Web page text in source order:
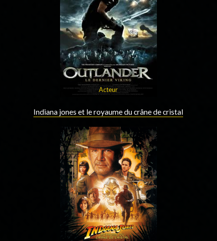
Acteur
Indiana jones et le royaume du crâne de cristal